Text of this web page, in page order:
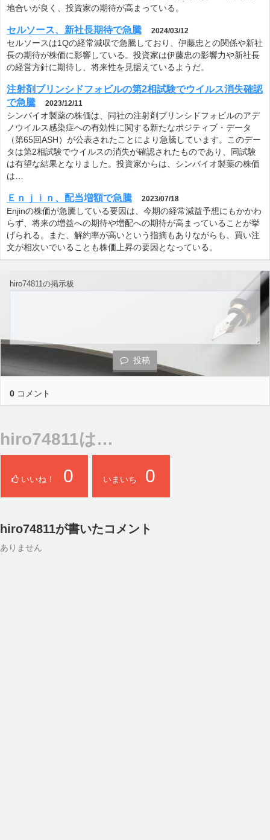
シンバイオ製薬の株価は、同社の注射剤ブリンシドフォビルのアデ
（第65回ASH）が公表されたことにより急騰しています。このデー
タは第2相試験でウイルスの消失が確認されたものであり、同試験
は有望な結果となりました。投資家からは、シンバイオ製薬の株価
は…
Ｅｎｊｉｎ、配当増額で急騰 2023/07/18
Enjinの株価が急騰している要因は、今期の経常減益予想にもかかわ
らず、将来の増益への期待や増配への期待が高まっていることが挙
げられる。また、解約率が高いという指摘もありながらも、買い注
文が相次いでいることも株価上昇の要因となっている。
hiro74811の掲示板
投稿
0コメント
いいね！ 0 いまいち 0
ありません